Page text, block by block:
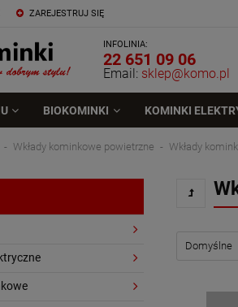
ZAREJESTRUJ SIĘ
INFOLINIA:
22 651 09 06
Email: sklep@komo.pl
BIOKOMINKI KOMINKI
Wkłady kominkowe powietrzne Wkłady